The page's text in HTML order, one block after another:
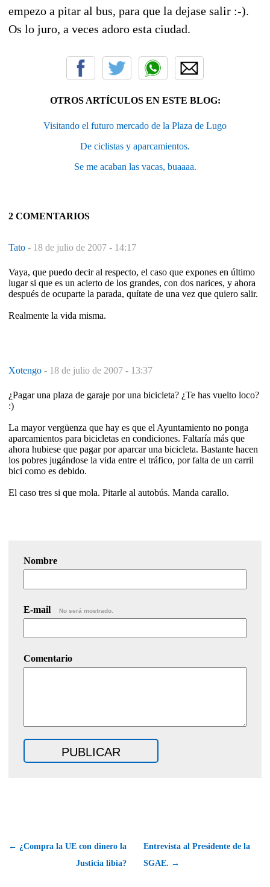
empezo a pitar al bus, para que la dejase salir :-).
Os lo juro, a veces adoro esta ciudad.
OTROS ARTÍCULOS EN ESTE BLOG:
Visitando el futuro mercado de la Plaza de Lugo
De ciclistas y aparcamientos.
Se me acaban las vacas, buaaaa.
2 COMENTARIOS
Tato - 18 de julio de 2007 - 14:17
Vaya, que puedo decir al respecto, el caso que expones en último
lugar si que es un acierto de los grandes, con dos narices, y ahora
después de ocuparte la parada, quítate de una vez que quiero salir.
Realmente la vida misma.
Xotengo - 18 de julio de 2007 - 13:37
¿Pagar una plaza de garaje por una bicicleta? ¿Te has vuelto loco?
:)
La mayor vergüenza que hay es que el Ayuntamiento no ponga
aparcamientos para bicicletas en condiciones. Faltaría más que
ahora hubiese que pagar por aparcar una bicicleta. Bastante hacen
los pobres jugándose la vida entre el tráfico, por falta de un carril
bici como es debido.
El caso tres si que mola. Pitarle al autobús. Manda carallo.
Nombre
E-mail No será mostrado.
Comentario
← ¿Compra la UE con dinero la
Justicia libia?
Entrevista al Presidente de la
SGAE. →